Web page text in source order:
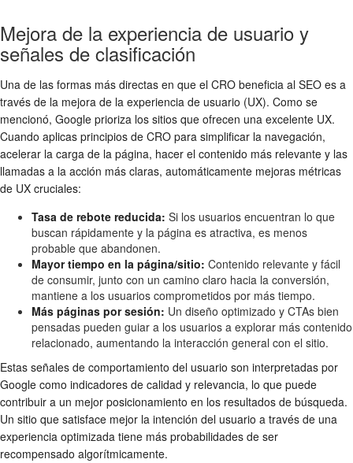
Mejora de la experiencia de usuario y
señales de clasificación
Una de las formas más directas en que el CRO beneficia al SEO es a
través de la mejora de la experiencia de usuario (UX). Como se
mencionó, Google prioriza los sitios que ofrecen una excelente UX.
Cuando aplicas principios de CRO para simplificar la navegación,
acelerar la carga de la página, hacer el contenido más relevante y las
llamadas a la acción más claras, automáticamente mejoras métricas
de UX cruciales:
Tasa de rebote reducida: Si los usuarios encuentran lo que
buscan rápidamente y la página es atractiva, es menos
probable que abandonen.
Mayor tiempo en la página/sitio: Contenido relevante y fácil
de consumir, junto con un camino claro hacia la conversión,
mantiene a los usuarios comprometidos por más tiempo.
Más páginas por sesión: Un diseño optimizado y CTAs bien
pensadas pueden guiar a los usuarios a explorar más contenido
relacionado, aumentando la interacción general con el sitio.
Estas señales de comportamiento del usuario son interpretadas por
Google como indicadores de calidad y relevancia, lo que puede
contribuir a un mejor posicionamiento en los resultados de búsqueda.
Un sitio que satisface mejor la intención del usuario a través de una
experiencia optimizada tiene más probabilidades de ser
recompensado algorítmicamente.